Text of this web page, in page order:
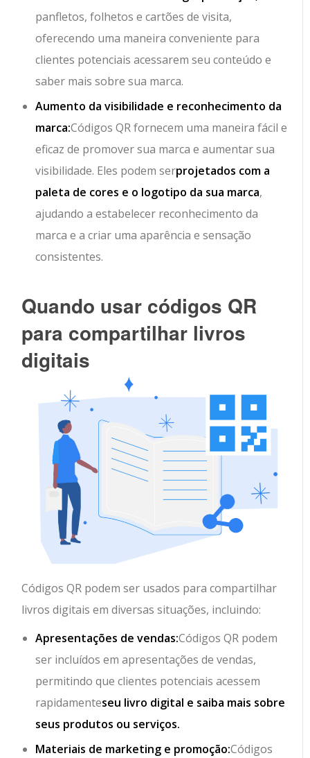
panfletos, folhetos e cartões de visita,
oferecendo uma maneira conveniente para
clientes potenciais acessarem seu conteúdo e
saber mais sobre sua marca.
Aumento da visibilidade e reconhecimento da
marca:Códigos QR fornecem uma maneira fácil e
eficaz de promover sua marca e aumentar sua
visibilidade. Eles podem serprojetados com a
paleta de cores e o logotipo da sua marca,
ajudando a estabelecer reconhecimento da
marca e a criar uma aparência e sensação
consistentes.
Quando usar códigos QR
para compartilhar livros
digitais
Códigos QR podem ser usados para compartilhar
livros digitais em diversas situações, incluindo:
Apresentações de vendas:Códigos QR podem
ser incluídos em apresentações de vendas,
permitindo que clientes potenciais acessem
rapidamenteseu livro digital e saiba mais sobre
seus produtos ou serviços.
Materiais de marketing e promoção:Códigos